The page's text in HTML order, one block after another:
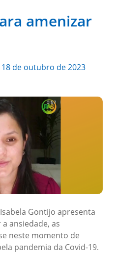
amenizar
18 de outubro de 2023
Gontijo apresenta
ansiedade, as
neste momento de
pandemia da Covid-19.